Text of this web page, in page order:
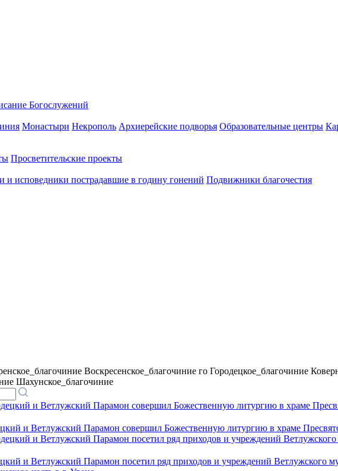
Богослужений
Монастыри Некрополь Архиерейские подворья Образовательные центры
Просветительские проекты
и исповедники пострадавшие в годину гонений Подвижники благочестия
Воскресенское_благочиние го Городецкое_благочиние
Шахунское_благочиние
и Ветлужский Парамон совершил Божественную литургию в храме
и Ветлужский Парамон посетил ряд приходов и учреждений Ветлужского